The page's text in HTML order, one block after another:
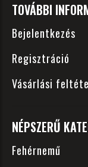
TOVÁBBI
Bejelentkezés
Regisztráció
Vásárlási
NÉPSZERŰ
Fehérnemű